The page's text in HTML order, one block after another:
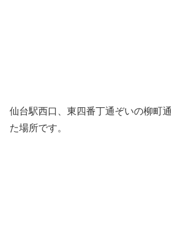
仙台駅西口、東四番丁通ぞいの柳町
た場所です。